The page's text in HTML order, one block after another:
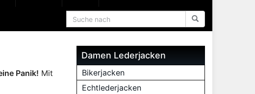
Panik! Mit
Damen Lederjacken
Bikerjacken
Echtlederjacken